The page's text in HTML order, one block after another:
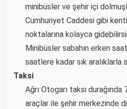
minibüsler ve şehir içi
Cumhuriyet Caddesi gibi
noktalarına kolayca
Minibüsler sabahın erken
saatlere kadar sık
Taksi
Ağrı Otogarı taksi
araçlar ile şehir merkezinde